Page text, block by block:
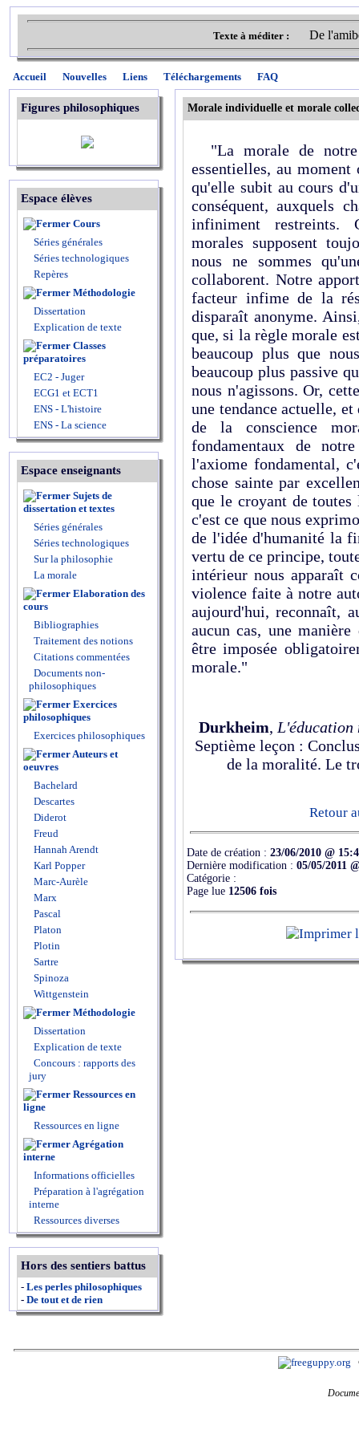
Texte à méditer : De
Accueil Nouvelles Liens Téléchargements FAQ
Figures philosophiques
Espace élèves
Cours
Séries générales
Séries technologiques
Repères
Méthodologie
Dissertation
Explication de texte
Classes
préparatoires
EC2 - Juger
ECG1 et ECT1
ENS - L'histoire
ENS - La science
Espace enseignants
Sujets de
dissertation et textes
Séries générales
Séries technologiques
Sur la philosophie
La morale
Elaboration des
cours
Bibliographies
Traitement des notions
Citations commentées
Documents non-
philosophiques
Exercices
philosophiques
Exercices philosophiques
Auteurs et
oeuvres
Bachelard
Descartes
Diderot
Freud
Hannah Arendt
Karl Popper
Marc-Aurèle
Marx
Pascal
Platon
Plotin
Sartre
Spinoza
Wittgenstein
Méthodologie
Dissertation
Explication de texte
Concours : rapports des
jury
Ressources en
ligne
Ressources en ligne
Agrégation
interne
Informations officielles
Préparation à l'agrégation
interne
Ressources diverses
Hors des sentiers battus
- Les perles philosophiques
- De tout et de rien
Morale individuelle et morale
"La morale de notre
essentielles, au moment
qu'elle subit au cours
conséquent, auxquels
infiniment restreints.
morales supposent
nous ne sommes
collaborent. Notre
facteur infime de la
disparaît anonyme.
que, si la règle morale
beaucoup plus que
beaucoup plus passive
nous n'agissons. Or,
une tendance actuelle,
de la conscience
fondamentaux de
l'axiome fondamental,
chose sainte par
que le croyant de
c'est ce que nous
de l'idée d'humanité la
vertu de ce principe,
intérieur nous apparaît
violence faite à notre
aujourd'hui, reconnaît,
aucun cas, une
être imposée
morale."
Durkheim, L'éducation
Septième leçon :
de la moralité. Le
Retour
Date de création : 23/06/2010 @
Dernière modification : 05/05/2011
Catégorie :
Page lue 12506 fois